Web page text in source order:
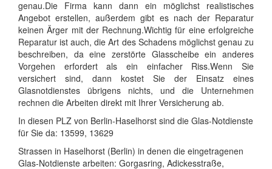
genau.Die Firma kann dann ein möglichst realistisches
Angebot erstellen, außerdem gibt es nach der Reparatur
keinen Ärger mit der Rechnung.Wichtig für eine erfolgreiche
Reparatur ist auch, die Art des Schadens möglichst genau zu
beschreiben, da eine zerstörte Glasscheibe ein anderes
Vorgehen erfordert als ein einfacher Riss.Wenn Sie
versichert sind, dann kostet Sie der Einsatz eines
Glasnotdienstes übrigens nichts, und die Unternehmen
rechnen die Arbeiten direkt mit Ihrer Versicherung ab.
In diesen PLZ von Berlin-Haselhorst sind die Glas-Notdienste
für Sie da: 13599, 13629
Strassen in Haselhorst (Berlin) in denen die eingetragenen
Glas-Notdienste arbeiten: Gorgasring, Adickesstraße,